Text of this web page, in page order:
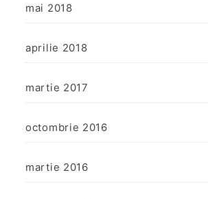
mai 2018
aprilie 2018
martie 2017
octombrie 2016
martie 2016